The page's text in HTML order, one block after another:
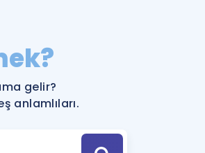
YÖKDİL Puan Hesaplama Aracı
Hazırlananlar için Öneriler
Sınavları Tek Takvimde
Remzi Hoca ile seni sınava
gelir?
anlamlıları.